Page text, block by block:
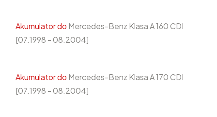
Akumulator do Mercedes-Benz Klasa A 160 CDI
[07.1998 - 08.2004]
Akumulator do Mercedes-Benz Klasa A 170 CDI
[07.1998 - 08.2004]